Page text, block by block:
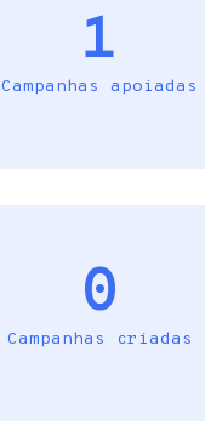
1
Campanhas apoiadas
0
Campanhas criadas